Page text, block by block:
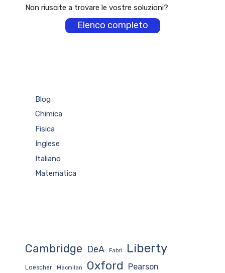
Non riuscite a trovare le vostre soluzioni?
Elenco completo
Blog
Chimica
Fisica
Inglese
Italiano
Matematica
Cambridge DeA Fabri Liberty
Loescher Macmilan Oxford Pearson